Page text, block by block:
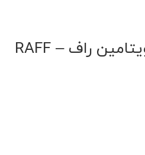
غذای تخم مرغی پرنده غنی از میوه و ویتامین راف – RAFF